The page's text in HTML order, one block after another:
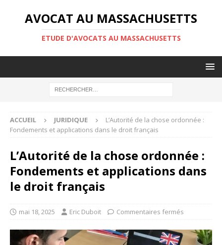
AVOCAT AU MASSACHUSETTS
ETUDE D'AVOCATS AU MASSACHUSETTS
ACCUEIL JURIDIQUE
L’Autorité de la chose ordonnée :
Fondements et applications dans le droit français
L’Autorité de la chose ordonnée :
Fondements et applications dans
le droit français
mai 18, 2025 Eric Duboit Commentaires fermés